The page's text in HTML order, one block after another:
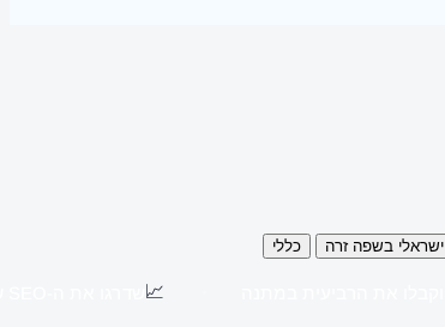
ישראלי בשפה זרה כללי
📈